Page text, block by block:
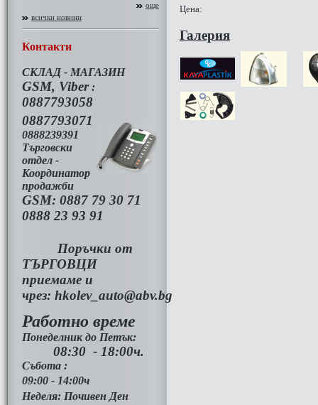
още
всички новини
Контакти
СКЛАД - МАГАЗИН
GSM, Viber:
0887793058
0887793071
0888239391
Търговски
отдел -
Координатор
продажби
GSM: 0887 79 30 71
0888 23 93 91
Поръчки от
ТЪРГОВЦИ
приемаме и
чрез: hkolev_auto@abv.bg
Работно време
Понеделник до Петък:
08:30 - 18:00ч.
Събота :
09:00 - 14:00ч
Неделя: Почивен Ден
Цена:
Галерия